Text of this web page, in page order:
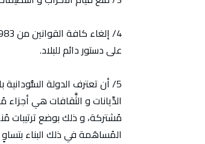
على دستور دائم للبلاد.
5/ أن تعترف الدولة السُّودانية
الدِّيانات و الثَّقافات هي
مُشتركة، و ذلك بوضع ترتيبات
المُساهَمة في ذلك البناء